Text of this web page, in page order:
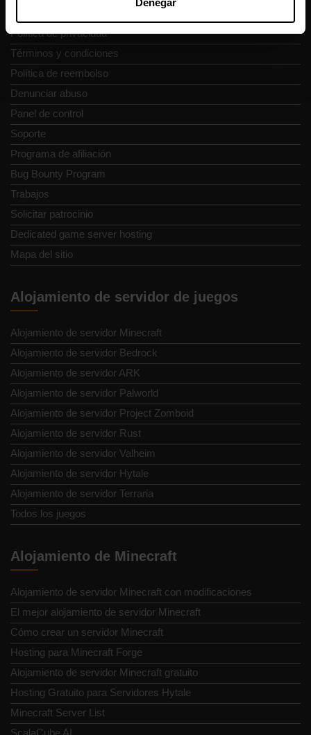
Denegar
Política de privacidad
Términos y condiciones
Política de reembolso
Denunciar abuso
Panel de control
Soporte
Programa de afiliación
Bug Bounty Program
Trabajos
Solicitar patrocinio
Dedicated game server hosting
Mapa del sitio
Alojamiento de servidor de juegos
Alojamiento de servidor Minecraft
Alojamiento de servidor Bedrock
Alojamiento de servidor ARK
Alojamiento de servidor Palworld
Alojamiento de servidor Project Zomboid
Alojamiento de servidor Rust
Alojamiento de servidor Valheim
Alojamiento de servidor Hytale
Alojamiento de servidor Terraria
Todos los juegos
Alojamiento de Minecraft
Alojamiento de servidor Minecraft con modificaciones
El mejor alojamiento de servidor Minecraft
Cómo crear un servidor Minecraft
Hosting para Minecraft Forge
Alojamiento de servidor Minecraft gratuito
Hosting Gratuito para Servidores Hytale
Minecraft Server List